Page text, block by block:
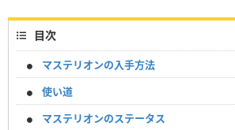
目次
マステリオンの入手方法
使い道
マステリオンのステータス